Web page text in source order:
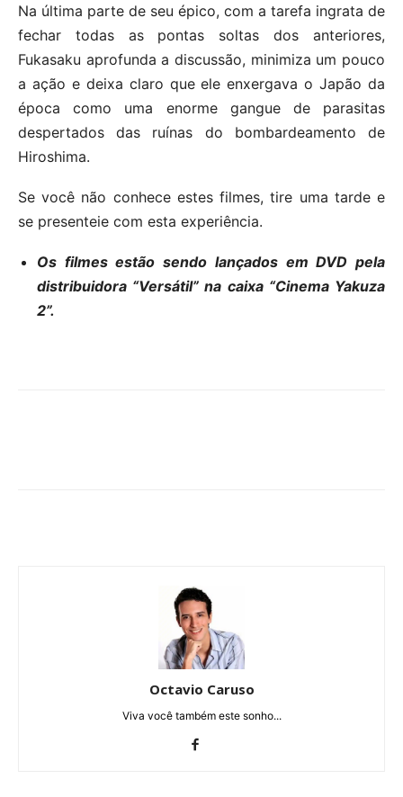
Na última parte de seu épico, com a tarefa ingrata de
fechar todas as pontas soltas dos anteriores,
Fukasaku aprofunda a discussão, minimiza um pouco
a ação e deixa claro que ele enxergava o Japão da
época como uma enorme gangue de parasitas
despertados das ruínas do bombardeamento de
Hiroshima.
Se você não conhece estes filmes, tire uma tarde e
se presenteie com esta experiência.
Os filmes estão sendo lançados em DVD pela
distribuidora “Versátil” na caixa “Cinema Yakuza
2”.
Octavio Caruso
Viva você também este sonho...